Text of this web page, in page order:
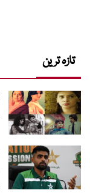
تازہ ترین